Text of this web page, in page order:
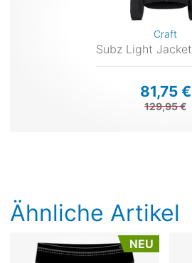
Craft
Subz Light
81,75 €
129,95 €
Ähnliche Artikel
NEU